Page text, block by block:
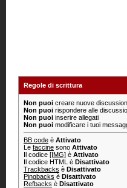
Regole di scrittura
Non puoi creare nuove
Non puoi rispondere alle
Non puoi inserire allegati
Non puoi modificare i tuoi
BB code è Attivato
Le faccine sono Attivato
Il codice [IMG] è Attivato
Il codice HTML è Disattivato
Trackbacks è Disattivato
Pingbacks è Disattivato
Refbacks è Disattivato